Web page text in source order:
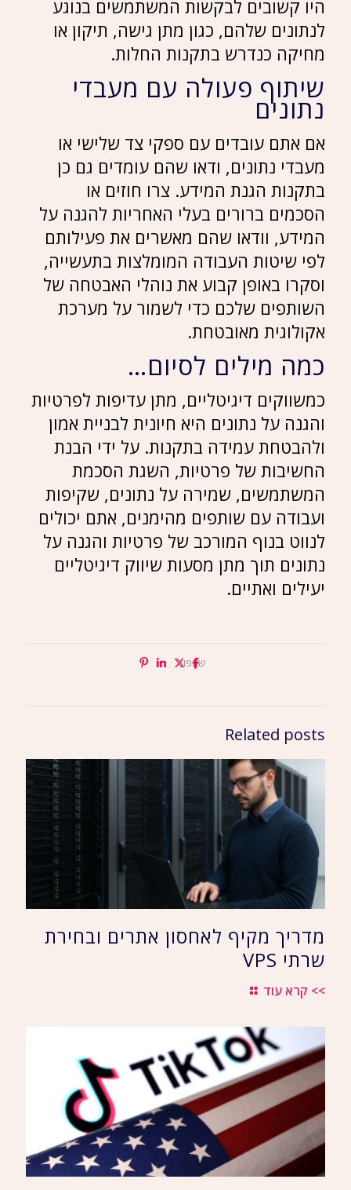
היו קשובים לבקשות המשתמשים בנוגע
לנתונים שלהם, כגון מתן גישה, תיקון או
מחיקה כנדרש בתקנות החלות.
שיתוף פעולה עם מעבדי
נתונים
אם אתם עובדים עם ספקי צד שלישי או
מעבדי נתונים, ודאו שהם עומדים גם כן
בתקנות הגנת המידע. צרו חוזים או
הסכמים ברורים בעלי האחריות להגנה על
המידע, וודאו שהם מאשרים את פעילותם
לפי שיטות העבודה המומלצות בתעשייה,
וסקרו באופן קבוע את נוהלי האבטחה של
השותפים שלכם כדי לשמור על מערכת
אקולוגית מאובטחת.
כמה מילים לסיום…
כמשווקים דיגיטליים, מתן עדיפות לפרטיות
והגנה על נתונים היא חיונית לבניית אמון
ולהבטחת עמידה בתקנות. על ידי הבנת
החשיבות של פרטיות, השגת הסכמת
המשתמשים, שמירה על נתונים, שקיפות
ועבודה עם שותפים מהימנים, אתם יכולים
לנווט בנוף המורכב של פרטיות והגנה על
נתונים תוך מתן מסעות שיווק דיגיטליים
יעילים ואתיים.
Related posts
מדריך מקיף לאחסון אתרים ובחירת
שרתי VPS
>> קרא עוד